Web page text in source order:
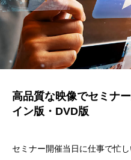
高品質な映像でセミナ
イン版・DVD版
セミナー開催当日に仕事で忙